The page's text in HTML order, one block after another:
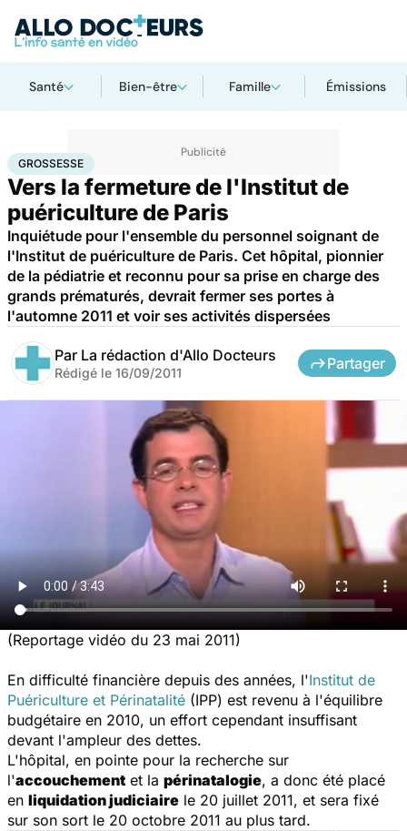
Santé Bien-être Famille Émissions
AccueilFamille Grossesse Grossesse
GROSSESSE
Vers la fermeture de l'Institut de
puériculture de Paris
Inquiétude pour l'ensemble du personnel soignant de
l'Institut de puériculture de Paris. Cet hôpital, pionnier
de la pédiatrie et reconnu pour sa prise en charge des
grands prématurés, devrait fermer ses portes à
l'automne 2011 et voir ses activités dispersées
Par La rédaction d'Allo Docteurs
Rédigé le 16/09/2011
Partager
(Reportage vidéo du 23 mai 2011)
En difficulté financière depuis des années, l'Institut de
Puériculture et Périnatalité (IPP) est revenu à l'équilibre
budgétaire en 2010, un effort cependant insuffisant
devant l'ampleur des dettes.
L'hôpital, en pointe pour la recherche sur
l'accouchement et la périnatalogie, a donc été placé
en liquidation judiciaire le 20 juillet 2011, et sera fixé
sur son sort le 20 octobre 2011 au plus tard.